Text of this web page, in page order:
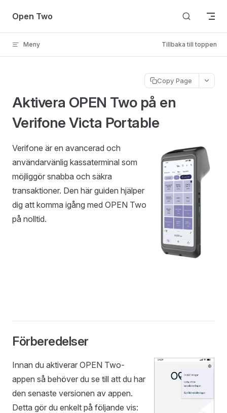
Skip to content
Open Two
Meny Tillbaka till toppen
Copy Page
Aktivera OPEN Two på en
Verifone Victa Portable
Verifone är en avancerad och
användarvänlig kassaterminal som
möjliggör snabba och säkra
transaktioner. Den här guiden hjälper
dig att komma igång med OPEN Two
på nolltid.
Förberedelser
Innan du aktiverar OPEN Two-
appen så behöver du se till att du har
den senaste versionen av appen.
Detta gör du enkelt på följande vis: